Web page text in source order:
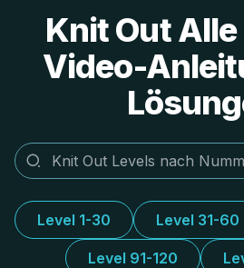
Knit Out Alle
Video-
Level 1-30 Level 31-60
Level 91-120